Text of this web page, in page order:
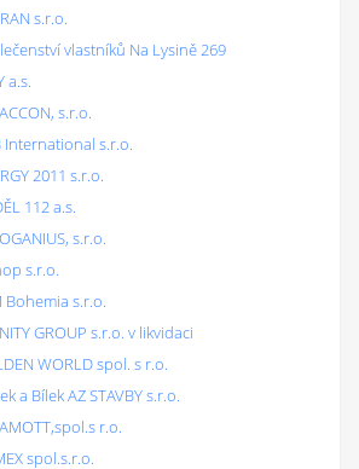
s.r.o.
vlastníků Na Lysině 269
a.s.
s.r.o.
International s.r.o.
2011 s.r.o.
112 a.s.
s.r.o.
s.r.o.
Bohemia s.r.o.
GROUP s.r.o. v likvidaci
WORLD spol. s r.o.
a Bílek AZ STAVBY s.r.o.
r.o.
spol.s.r.o.